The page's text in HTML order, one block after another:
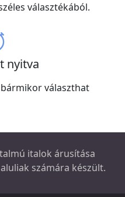
választékából.
nyitva
választhat
italok árusítása
számára készült.